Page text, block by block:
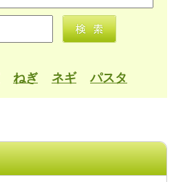
ねぎ ネギ パスタ